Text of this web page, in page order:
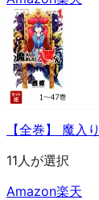
【全巻】 魔入
11人が選択
Amazon楽天